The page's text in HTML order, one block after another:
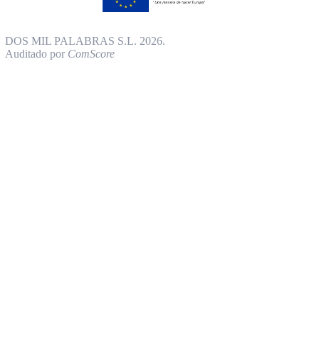
DOS MIL PALABRAS S.L. 2026.
Auditado por ComScore